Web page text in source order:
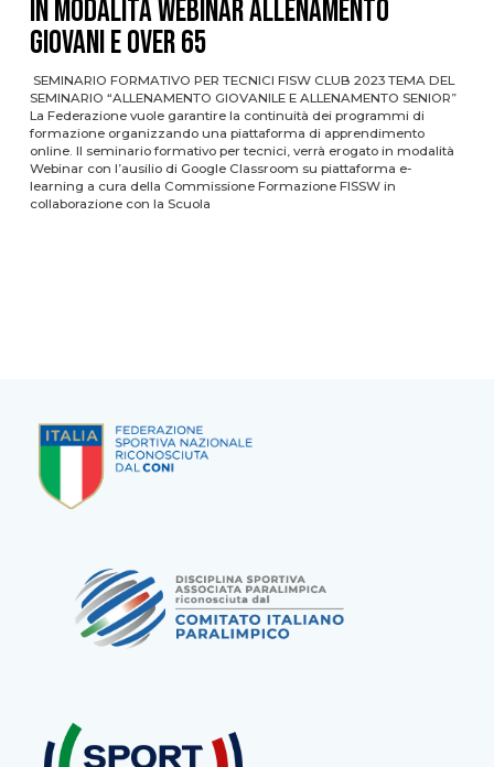
in modalità webinar Allenamento
Giovani e Over 65
SEMINARIO FORMATIVO PER TECNICI FISW CLUB 2023 TEMA DEL
SEMINARIO “ALLENAMENTO GIOVANILE E ALLENAMENTO SENIOR”
La Federazione vuole garantire la continuità dei programmi di
formazione organizzando una piattaforma di apprendimento
online. Il seminario formativo per tecnici, verrà erogato in modalità
Webinar con l’ausilio di Google Classroom su piattaforma e-
learning a cura della Commissione Formazione FISSW in
collaborazione con la Scuola